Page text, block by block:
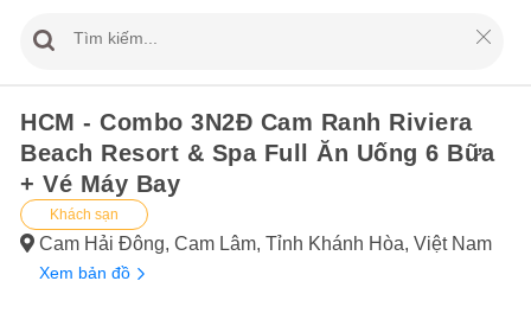
HCM - Combo 3N2Đ Cam Ranh Riviera
Beach Resort & Spa Full Ăn Uống 6 Bữa
+ Vé Máy Bay
Khách sạn
Cam Hải Đông, Cam Lâm, Tỉnh Khánh Hòa, Việt Nam
Xem bản đồ